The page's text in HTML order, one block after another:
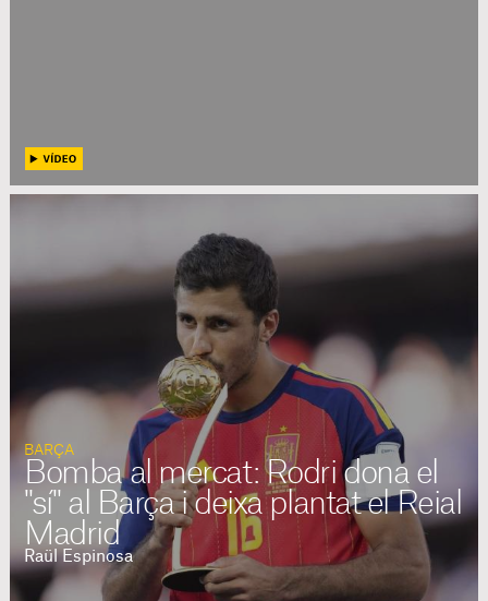
BARÇA
Bomba al mercat: Rodri dona el
"sí" al Barça i deixa plantat el Reial
Madrid
Raül Espinosa